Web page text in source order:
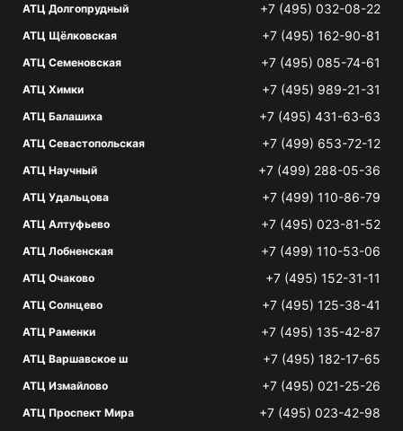
АТЦ Долгопрудный +7 (495) 032-08-22
АТЦ Щёлковская +7 (495) 162-90-81
АТЦ Семеновская +7 (495) 085-74-61
АТЦ Химки +7 (495) 989-21-31
АТЦ Балашиха +7 (495) 431-63-63
АТЦ Севастопольская +7 (499) 653-72-12
АТЦ Научный +7 (499) 288-05-36
АТЦ Удальцова +7 (499) 110-86-79
АТЦ Алтуфьево +7 (495) 023-81-52
АТЦ Лобненская +7 (499) 110-53-06
АТЦ Очаково +7 (495) 152-31-11
АТЦ Солнцево +7 (495) 125-38-41
АТЦ Раменки +7 (495) 135-42-87
АТЦ Варшавское ш +7 (495) 182-17-65
АТЦ Измайлово +7 (495) 021-25-26
АТЦ Проспект Мира +7 (495) 023-42-98